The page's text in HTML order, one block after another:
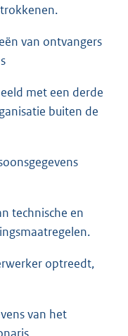
van ontvangers
met een derde
buiten de
technische en
optreedt,
van het